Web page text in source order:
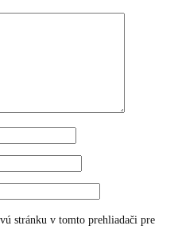
stránku v tomto prehliadači pre